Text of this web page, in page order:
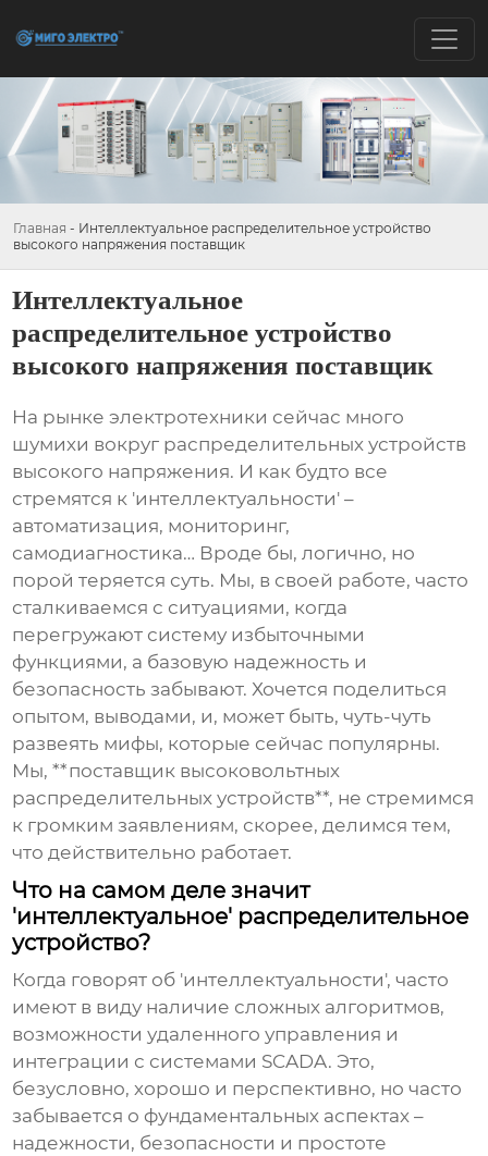
Главная - Интеллектуальное распределительное устройство
высокого напряжения поставщик
Интеллектуальное
распределительное устройство
высокого напряжения поставщик
На рынке электротехники сейчас много
шумихи вокруг распределительных устройств
высокого напряжения. И как будто все
стремятся к 'интеллектуальности' –
автоматизация, мониторинг,
самодиагностика… Вроде бы, логично, но
порой теряется суть. Мы, в своей работе, часто
сталкиваемся с ситуациями, когда
перегружают систему избыточными
функциями, а базовую надежность и
безопасность забывают. Хочется поделиться
опытом, выводами, и, может быть, чуть-чуть
развеять мифы, которые сейчас популярны.
Мы, **поставщик высоковольтных
распределительных устройств**, не стремимся
к громким заявлениям, скорее, делимся тем,
что действительно работает.
Что на самом деле значит
'интеллектуальное' распределительное
устройство?
Когда говорят об 'интеллектуальности', часто
имеют в виду наличие сложных алгоритмов,
возможности удаленного управления и
интеграции с системами SCADA. Это,
безусловно, хорошо и перспективно, но часто
забывается о фундаментальных аспектах –
надежности, безопасности и простоте